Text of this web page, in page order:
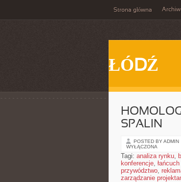
Strona główna
ŁÓDŹ
SPALIN
POSTED BY ADMIN
WYŁĄCZONA
Tagi: analiza rynku,
konferencje,
przywództwo,
zarządzanie